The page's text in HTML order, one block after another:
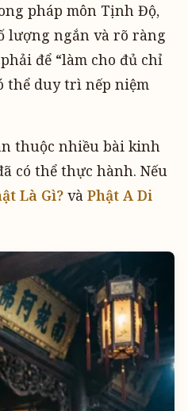
pháp môn Tịnh Độ,
lượng ngắn và rõ ràng
để “làm cho đủ chỉ
thể duy trì nếp niệm
thuộc nhiều bài kinh
có thể thực hành. Nếu
Là Gì? và Phật A Di